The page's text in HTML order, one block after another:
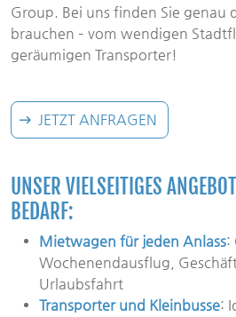
Group. Bei uns finden Sie genau
brauchen – vom wendigen
geräumigen Transporter!
JETZT ANFRAGEN
UNSER VIELSEITIGES
BEDARF:
Mietwagen für jeden Anlass:
Wochenendausflug,
Urlaubsfahrt
Transporter und Kleinbusse: